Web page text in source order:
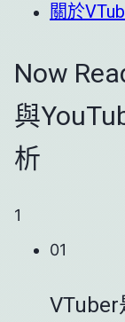
關於
Now
與
析
1
01